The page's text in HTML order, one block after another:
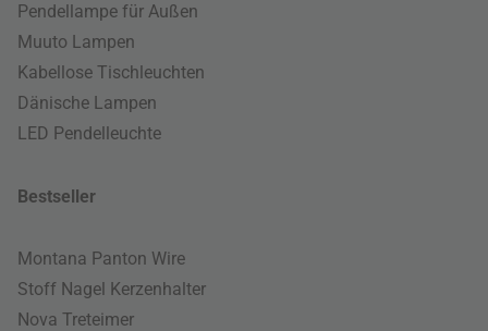
Pendellampe für Außen
Muuto Lampen
Kabellose Tischleuchten
Dänische Lampen
LED Pendelleuchte
Bestseller
Montana Panton Wire
Stoff Nagel Kerzenhalter
Nova Treteimer